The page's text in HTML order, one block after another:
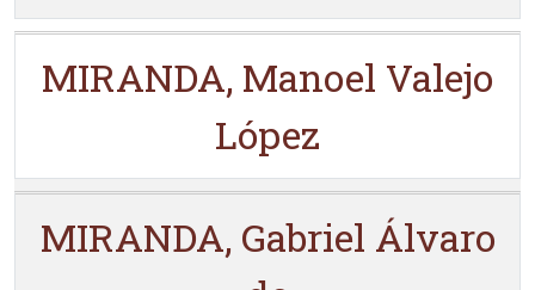
MIRANDA, Manoel Valejo
López
MIRANDA, Gabriel Álvaro